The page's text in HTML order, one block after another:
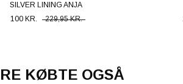
SILVER LINING ANJA
100 KR.
229,95 KR.
KØBTE OGSÅ